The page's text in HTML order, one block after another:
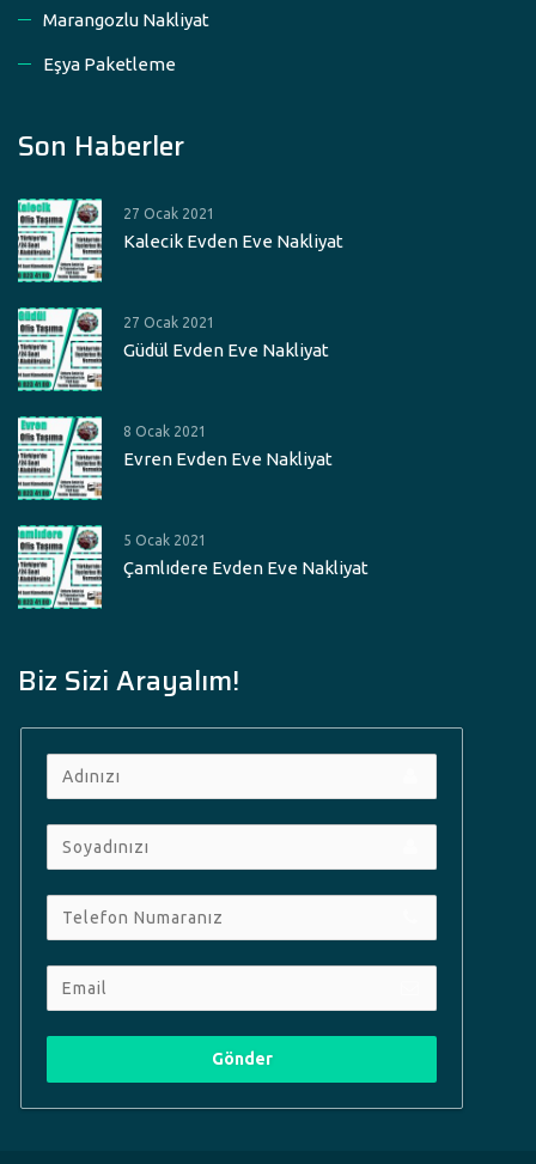
Marangozlu Nakliyat
Eşya Paketleme
Son Haberler
27 Ocak 2021
Kalecik Evden Eve Nakliyat
27 Ocak 2021
Güdül Evden Eve Nakliyat
8 Ocak 2021
Evren Evden Eve Nakliyat
5 Ocak 2021
Çamlıdere Evden Eve Nakliyat
Biz Sizi Arayalım!
Gönder